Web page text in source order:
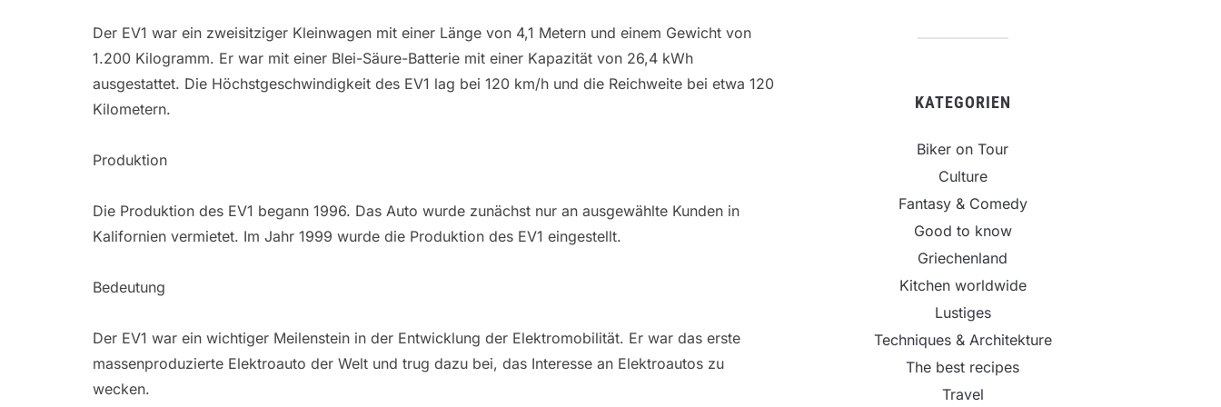
Der EV1 war ein zweisitziger Kleinwagen mit einer Länge von 4,1 Metern und einem Gewicht von
1.200 Kilogramm. Er war mit einer Blei-Säure-Batterie mit einer Kapazität von 26,4 kWh
ausgestattet. Die Höchstgeschwindigkeit des EV1 lag bei 120 km/h und die Reichweite bei etwa 120
Kilometern.
Produktion
Die Produktion des EV1 begann 1996. Das Auto wurde zunächst nur an ausgewählte Kunden in
Kalifornien vermietet. Im Jahr 1999 wurde die Produktion des EV1 eingestellt.
Bedeutung
Der EV1 war ein wichtiger Meilenstein in der Entwicklung der Elektromobilität. Er war das erste
massenproduzierte Elektroauto der Welt und trug dazu bei, das Interesse an Elektroautos zu
wecken.
KATEGORIEN
Biker on Tour
Culture
Fantasy & Comedy
Good to know
Griechenland
Kitchen worldwide
Lustiges
Techniques & Architekture
The best recipes
Travel